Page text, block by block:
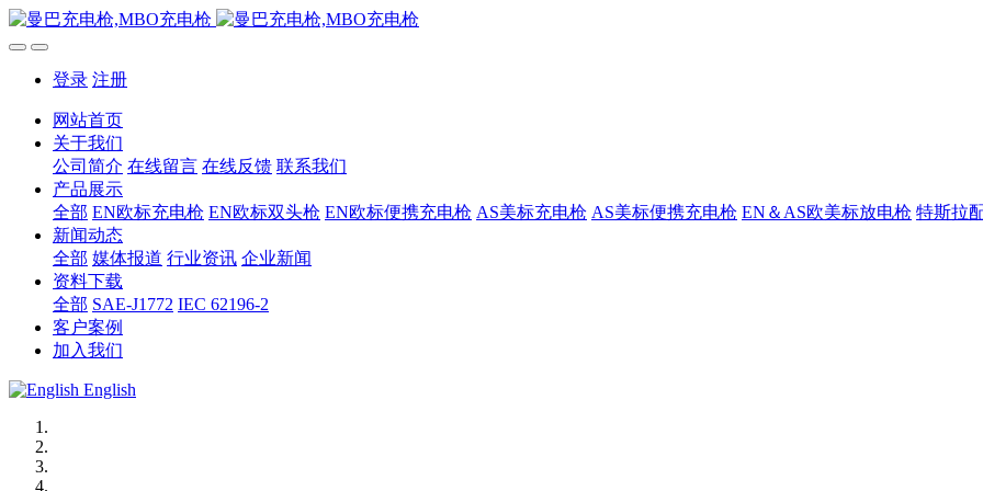
登录 注册
网站首页
关于我们
公司简介 在线留言 在线反馈 联系我们
产品展示
全部 EN欧标充电枪 EN欧标双头枪 EN欧标便携充电枪 AS美标充电枪 AS美标便携充电枪 EN＆AS欧美标放电枪 特斯拉
新闻动态
全部 媒体报道 行业资讯 企业新闻
资料下载
全部 SAE-J1772 IEC 62196-2
客户案例
加入我们
English